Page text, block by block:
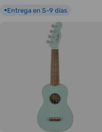
●Entrega en 5-9 días